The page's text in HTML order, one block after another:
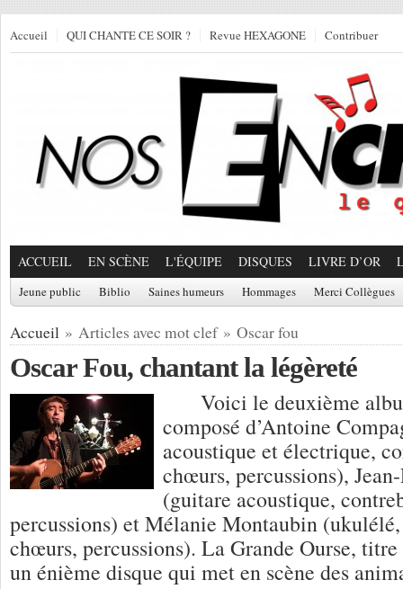
Accueil QUI CHANTE CE SOIR ? Revue HEXAGONE Contribuer
ACCUEIL EN SCÈNE L'ÉQUIPE DISQUES LIVRE D’OR
Jeune public Biblio Saines humeurs Hommages Merci Collègues
Accueil » Articles avec mot clef » Oscar fou
Oscar Fou, chantant la légèreté
Voici le deuxième
composé d’Antoine
acoustique et électrique,
chœurs, percussions),
(guitare acoustique,
percussions) et Mélanie Montaubin
chœurs, percussions). La Grande Ourse, titre
un énième disque qui met en scène des